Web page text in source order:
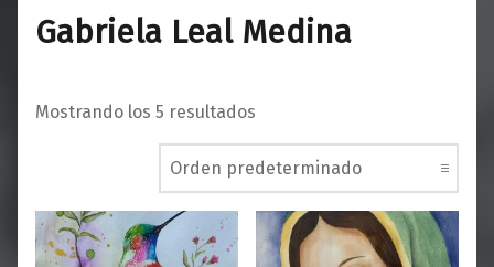
Gabriela Leal Medina
Mostrando los 5 resultados